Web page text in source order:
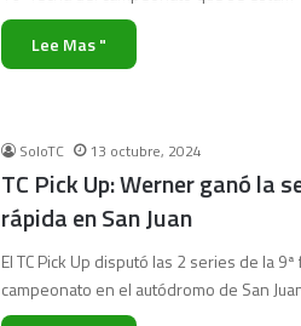
Lee Mas "
SoloTC 13 octubre, 2024
TC Pick Up: Werner ganó la
rápida en San Juan
El TC Pick Up disputó las 2 series de la
campeonato en el autódromo de San